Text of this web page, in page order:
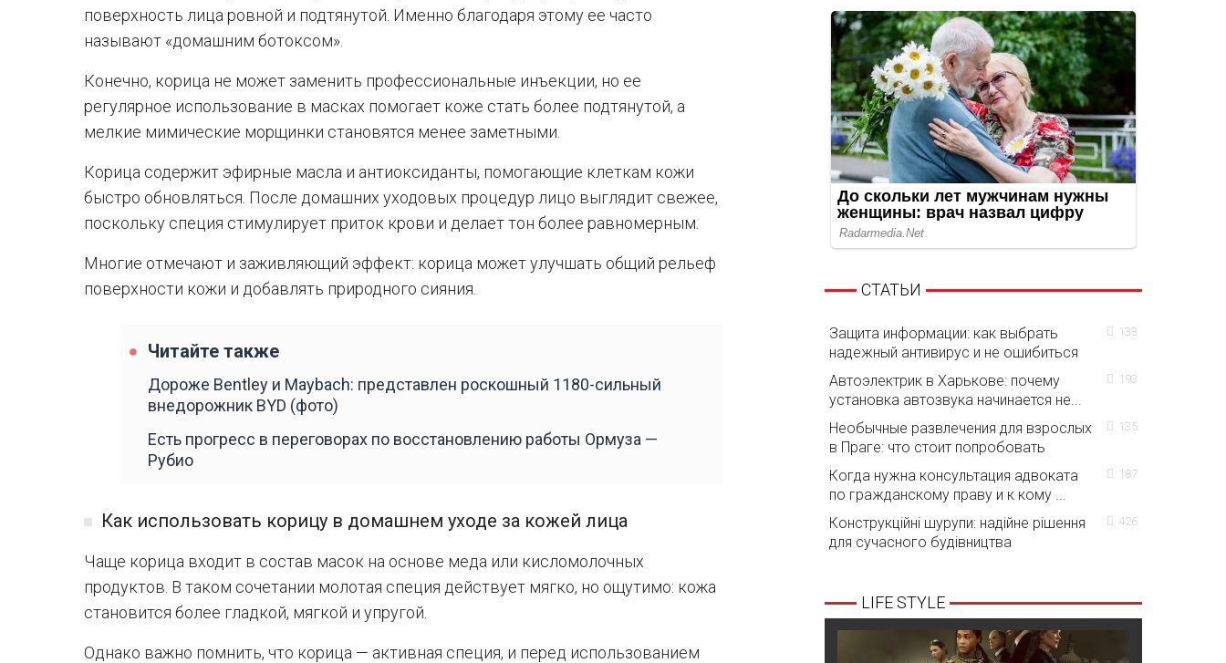
поверхность лица ровной и подтянутой. Именно благодаря этому ее часто
называют «домашним ботоксом».
Конечно, корица не может заменить профессиональные инъекции, но ее
регулярное использование в масках помогает коже стать более подтянутой, а
мелкие мимические морщинки становятся менее заметными.
Корица содержит эфирные масла и антиоксиданты, помогающие клеткам кожи
быстро обновляться. После домашних уходовых процедур лицо выглядит свежее,
поскольку специя стимулирует приток крови и делает тон более равномерным.
Многие отмечают и заживляющий эффект: корица может улучшать общий рельеф
поверхности кожи и добавлять природного сияния.
Читайте также
Дороже Bentley и Maybach: представлен роскошный 1180-сильный
внедорожник BYD (фото)
Есть прогресс в переговорах по восстановлению работы Ормуза —
Рубио
Как использовать корицу в домашнем уходе за кожей лица
Чаще корица входит в состав масок на основе меда или кисломолочных
продуктов. В таком сочетании молотая специя действует мягко, но ощутимо: кожа
становится более гладкой, мягкой и упругой.
Однако важно помнить, что корица — активная специя, и перед использованием
СТАТЬИ
Защита информации: как выбрать
надежный антивирус и не ошибиться
133
Автоэлектрик в Харькове: почему
установка автозвука начинается не...
193
Необычные развлечения для взрослых
в Праге: что стоит попробовать
135
Когда нужна консультация адвоката
по гражданскому праву и к кому ...
187
Конструкційні шурупи: надійне рішення
для сучасного будівництва
426
LIFE STYLE